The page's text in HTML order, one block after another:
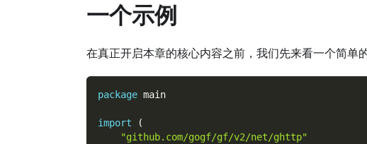
一个示例
在真正开启本章的核心内容之前，我们先来看一个简单
package main
import
(
"github.com/gogf/gf/v2/net/ghttp"